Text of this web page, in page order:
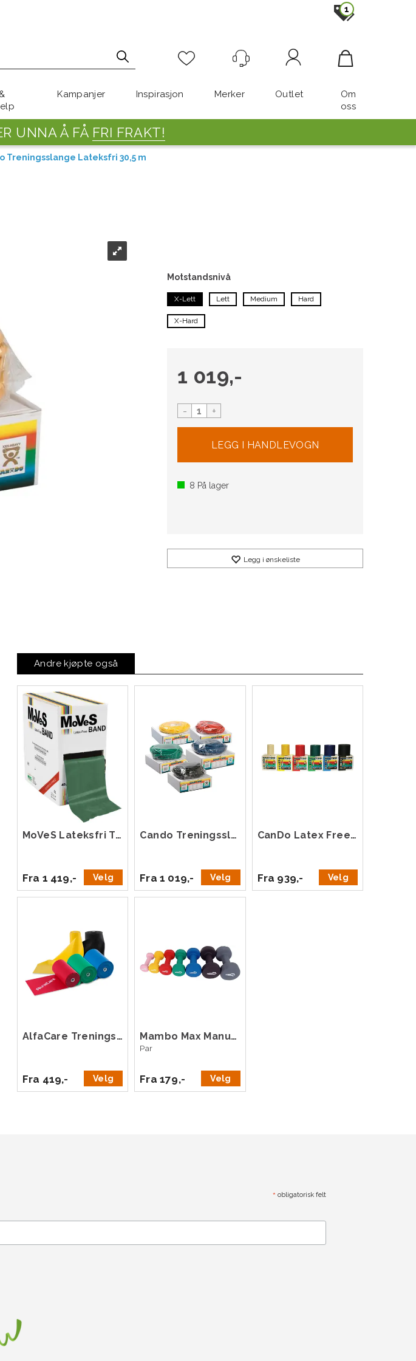
1
Kampanjer Inspirasjon Merker Outlet
Om
oss
UNNA Å FÅ FRI FRAKT!
Treningsslange Lateksfri 30,5 m
Motstandsnivå
X-Lett Lett Medium Hard
X-Hard
1 019,-
- +
8 På lager
Legg i ønskeliste
Andre kjøpte også
MoVeS Lateksfri Treningsbånd 45,5 m
Fra 1 419,- Velg
Cando Treningsslange Lateksfri 30,5 m
Fra 1 019,- Velg
CanDo Latex Free Treningsbånd 22,5 m
Fra 939,- Velg
AlfaCare Treningsbånd 25 m
Fra 419,- Velg
Mambo Max Manualer
Par
Fra 179,- Velg
* obligatorisk felt